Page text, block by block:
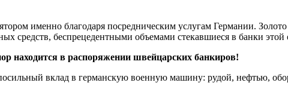
именно благодаря посредническим услугам Германии.
средств, беспрецедентными объемами стекавшиеся в банки этой
находится в распоряжении швейцарских банкиров!
вклад в германскую военную машину: рудой, нефтью,